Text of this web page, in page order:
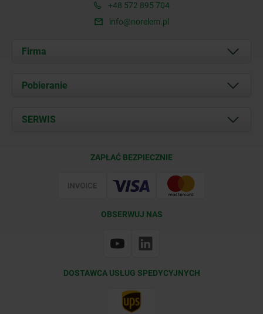
+48 572 895 704
info@norelem.pl
Firma
O nas
Kontakt
Pobieranie
Documents
SERWIS
ZAPŁAĆ BEZPIECZNIE
OBSERWUJ NAS
DOSTAWCA USŁUG SPEDYCYJNYCH